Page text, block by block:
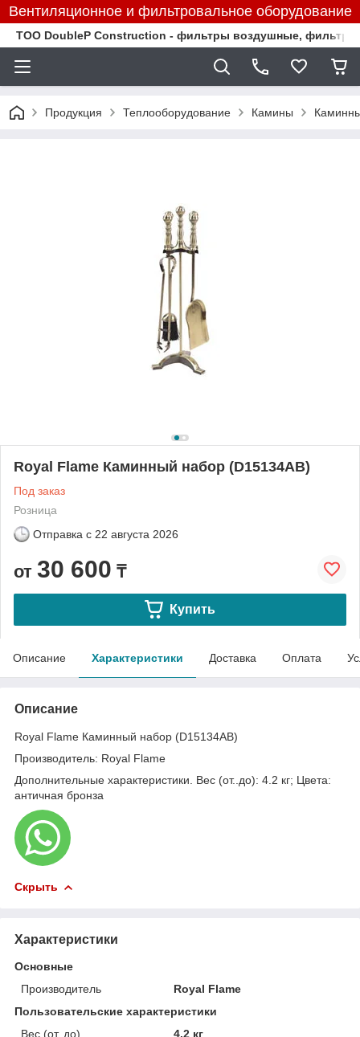
Вентиляционное и фильтровальное оборудование
TOO DoubleP Construction - фильтры воздушные,
Продукция Теплооборудование Камины
Royal Flame Каминный набор (D15134AB)
Под заказ
Розница
Отправка с 22 августа 2026
от 30 600 ₸
Купить
Описание Характеристики Доставка Оплата
Описание
Royal Flame Каминный набор (D15134AB)
Производитель: Royal Flame
Дополнительные характеристики. Вес (от..до): 4.2 кг; Цвета:
античная бронза
Скрыть
Характеристики
Основные
Производитель
Royal Flame
Пользовательские характеристики
Вес (от..до)
4.2 кг